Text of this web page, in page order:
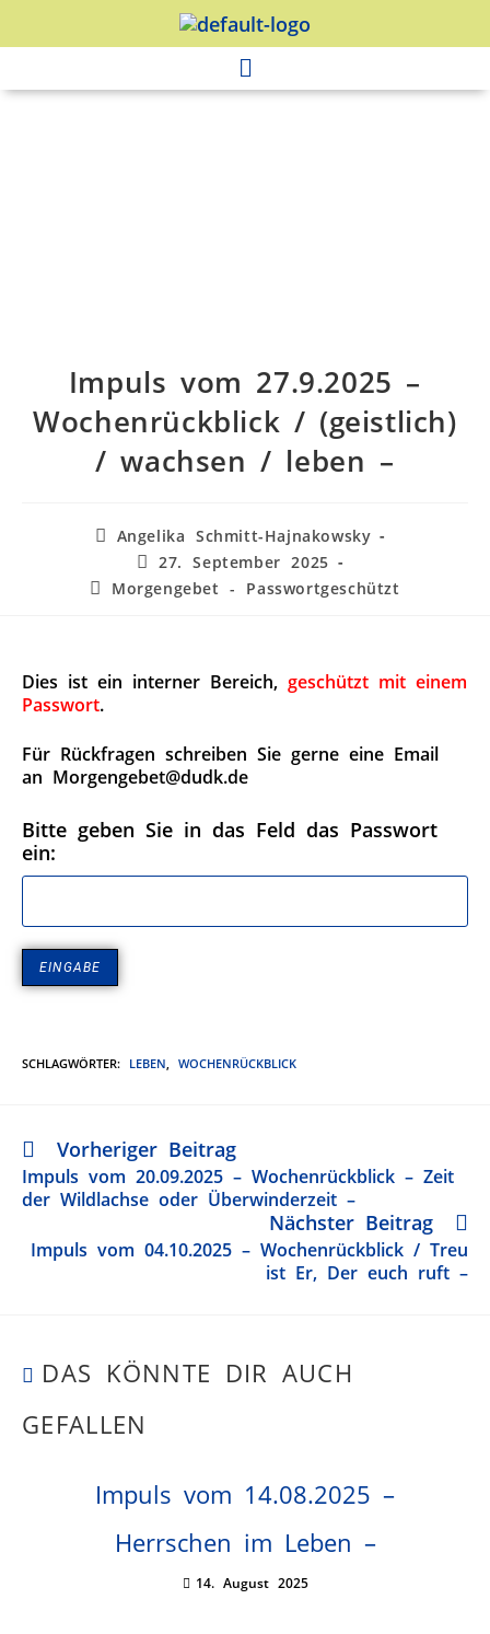
Impuls vom 27.9.2025 –
Wochenrückblick / (geistlich)
/ wachsen / leben –
Angelika Schmitt-Hajnakowsky
27. September 2025
Morgengebet - Passwortgeschützt
Dies ist ein interner Bereich, geschützt mit einem
Passwort.
Für Rückfragen schreiben Sie gerne eine Email
an Morgengebet@dudk.de
Bitte geben Sie in das Feld das Passwort
ein:
SCHLAGWÖRTER: LEBEN, WOCHENRÜCKBLICK
Vorheriger Beitrag
Impuls vom 20.09.2025 – Wochenrückblick – Zeit
der Wildlachse oder Überwinderzeit –
Nächster Beitrag
Impuls vom 04.10.2025 – Wochenrückblick / Treu
ist Er, Der euch ruft –
DAS KÖNNTE DIR AUCH
GEFALLEN
Impuls vom 14.08.2025 –
Herrschen im Leben –
14. August 2025